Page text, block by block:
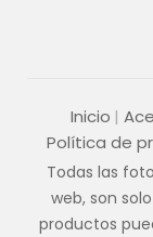
Inicio
Política de
Todas las
web, son
productos